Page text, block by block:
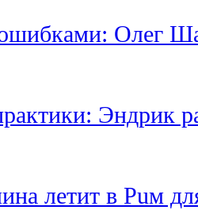
Олег
Эндрик
летит в Puм